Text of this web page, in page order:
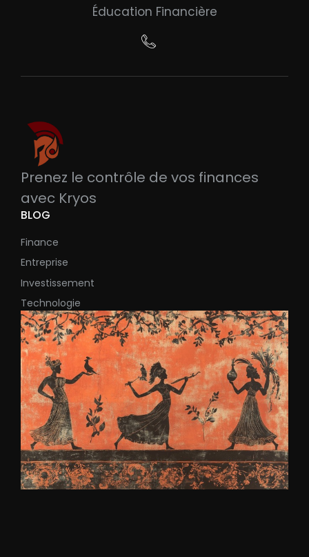
Éducation Financière
Prenez le contrôle de vos finances
avec Kryos
BLOG
Finance
Entreprise
Investissement
Technologie